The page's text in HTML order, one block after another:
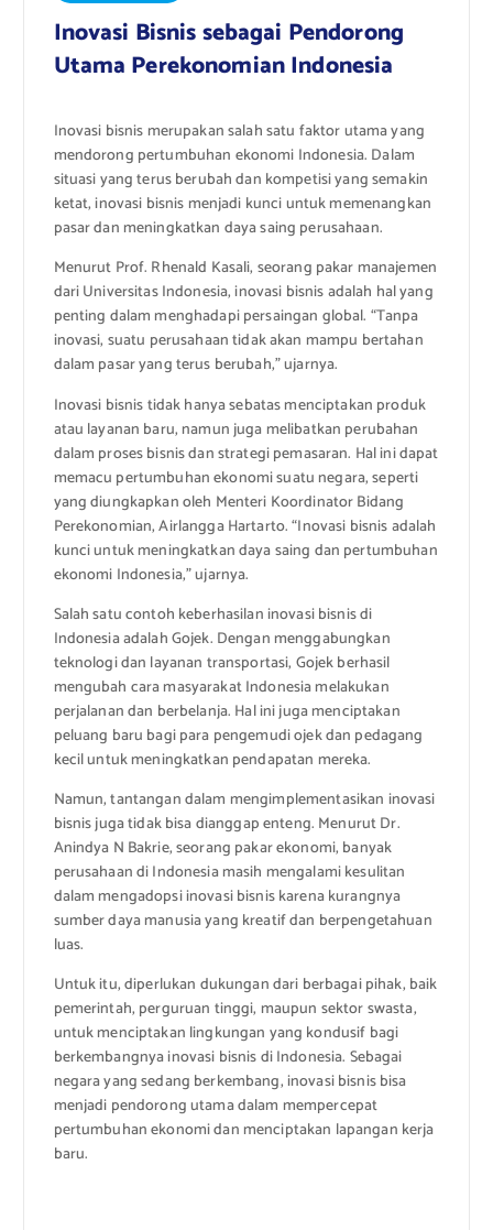
Inovasi Bisnis sebagai Pendorong
Utama Perekonomian Indonesia
Inovasi bisnis merupakan salah satu faktor utama yang
mendorong pertumbuhan ekonomi Indonesia. Dalam
situasi yang terus berubah dan kompetisi yang semakin
ketat, inovasi bisnis menjadi kunci untuk memenangkan
pasar dan meningkatkan daya saing perusahaan.
Menurut Prof. Rhenald Kasali, seorang pakar manajemen
dari Universitas Indonesia, inovasi bisnis adalah hal yang
penting dalam menghadapi persaingan global. “Tanpa
inovasi, suatu perusahaan tidak akan mampu bertahan
dalam pasar yang terus berubah,” ujarnya.
Inovasi bisnis tidak hanya sebatas menciptakan produk
atau layanan baru, namun juga melibatkan perubahan
dalam proses bisnis dan strategi pemasaran. Hal ini dapat
memacu pertumbuhan ekonomi suatu negara, seperti
yang diungkapkan oleh Menteri Koordinator Bidang
Perekonomian, Airlangga Hartarto. “Inovasi bisnis adalah
kunci untuk meningkatkan daya saing dan pertumbuhan
ekonomi Indonesia,” ujarnya.
Salah satu contoh keberhasilan inovasi bisnis di
Indonesia adalah Gojek. Dengan menggabungkan
teknologi dan layanan transportasi, Gojek berhasil
mengubah cara masyarakat Indonesia melakukan
perjalanan dan berbelanja. Hal ini juga menciptakan
peluang baru bagi para pengemudi ojek dan pedagang
kecil untuk meningkatkan pendapatan mereka.
Namun, tantangan dalam mengimplementasikan inovasi
bisnis juga tidak bisa dianggap enteng. Menurut Dr.
Anindya N Bakrie, seorang pakar ekonomi, banyak
perusahaan di Indonesia masih mengalami kesulitan
dalam mengadopsi inovasi bisnis karena kurangnya
sumber daya manusia yang kreatif dan berpengetahuan
luas.
Untuk itu, diperlukan dukungan dari berbagai pihak, baik
pemerintah, perguruan tinggi, maupun sektor swasta,
untuk menciptakan lingkungan yang kondusif bagi
berkembangnya inovasi bisnis di Indonesia. Sebagai
negara yang sedang berkembang, inovasi bisnis bisa
menjadi pendorong utama dalam mempercepat
pertumbuhan ekonomi dan menciptakan lapangan kerja
baru.